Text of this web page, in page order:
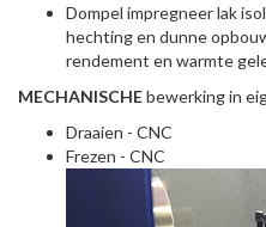
Dompel impregneer lak
hechting en dunne
rendement en warmte
MECHANISCHEbewerking in
Draaien - CNC
Frezen - CNC